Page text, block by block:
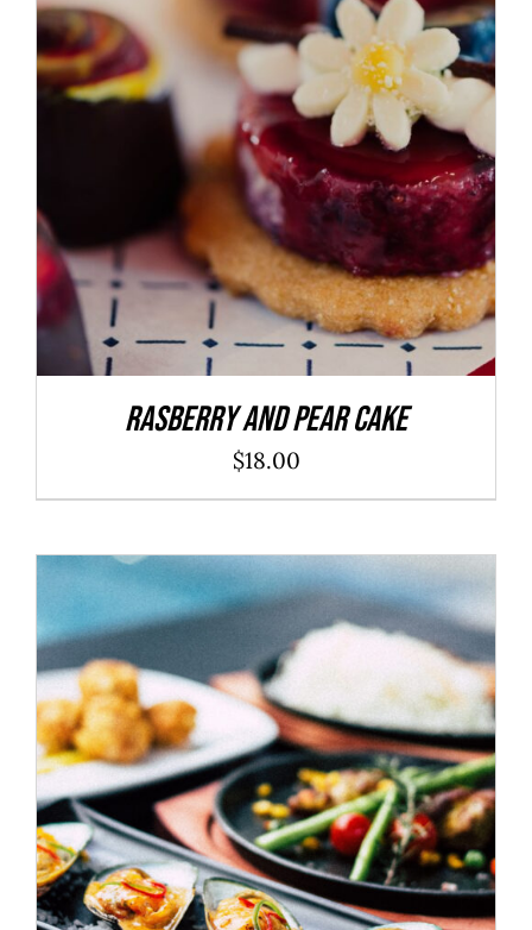
ADD TO CART / DÉTAILS
Rasberry And Pear Cake
$18.00
ADD TO CART / DÉTAILS